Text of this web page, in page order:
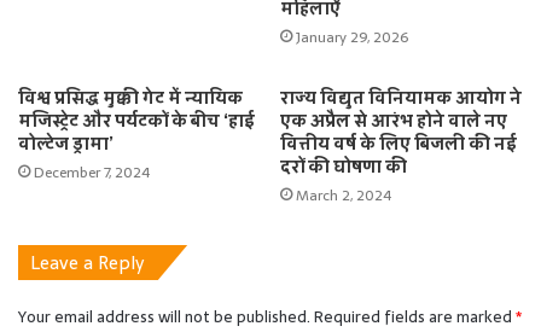
महिलाएँ
January 29, 2026
विश्व प्रसिद्ध मुक्की गेट में न्यायिक
मजिस्ट्रेट और पर्यटकों के बीच ‘हाई
वोल्टेज ड्रामा’
December 7, 2024
राज्य विद्युत विनियामक आयोग ने
एक अप्रैल से आरंभ होने वाले नए
वित्तीय वर्ष के लिए बिजली की नई
दरों की घोषणा की
March 2, 2024
Leave a Reply
Your email address will not be published.Required fields are marked*